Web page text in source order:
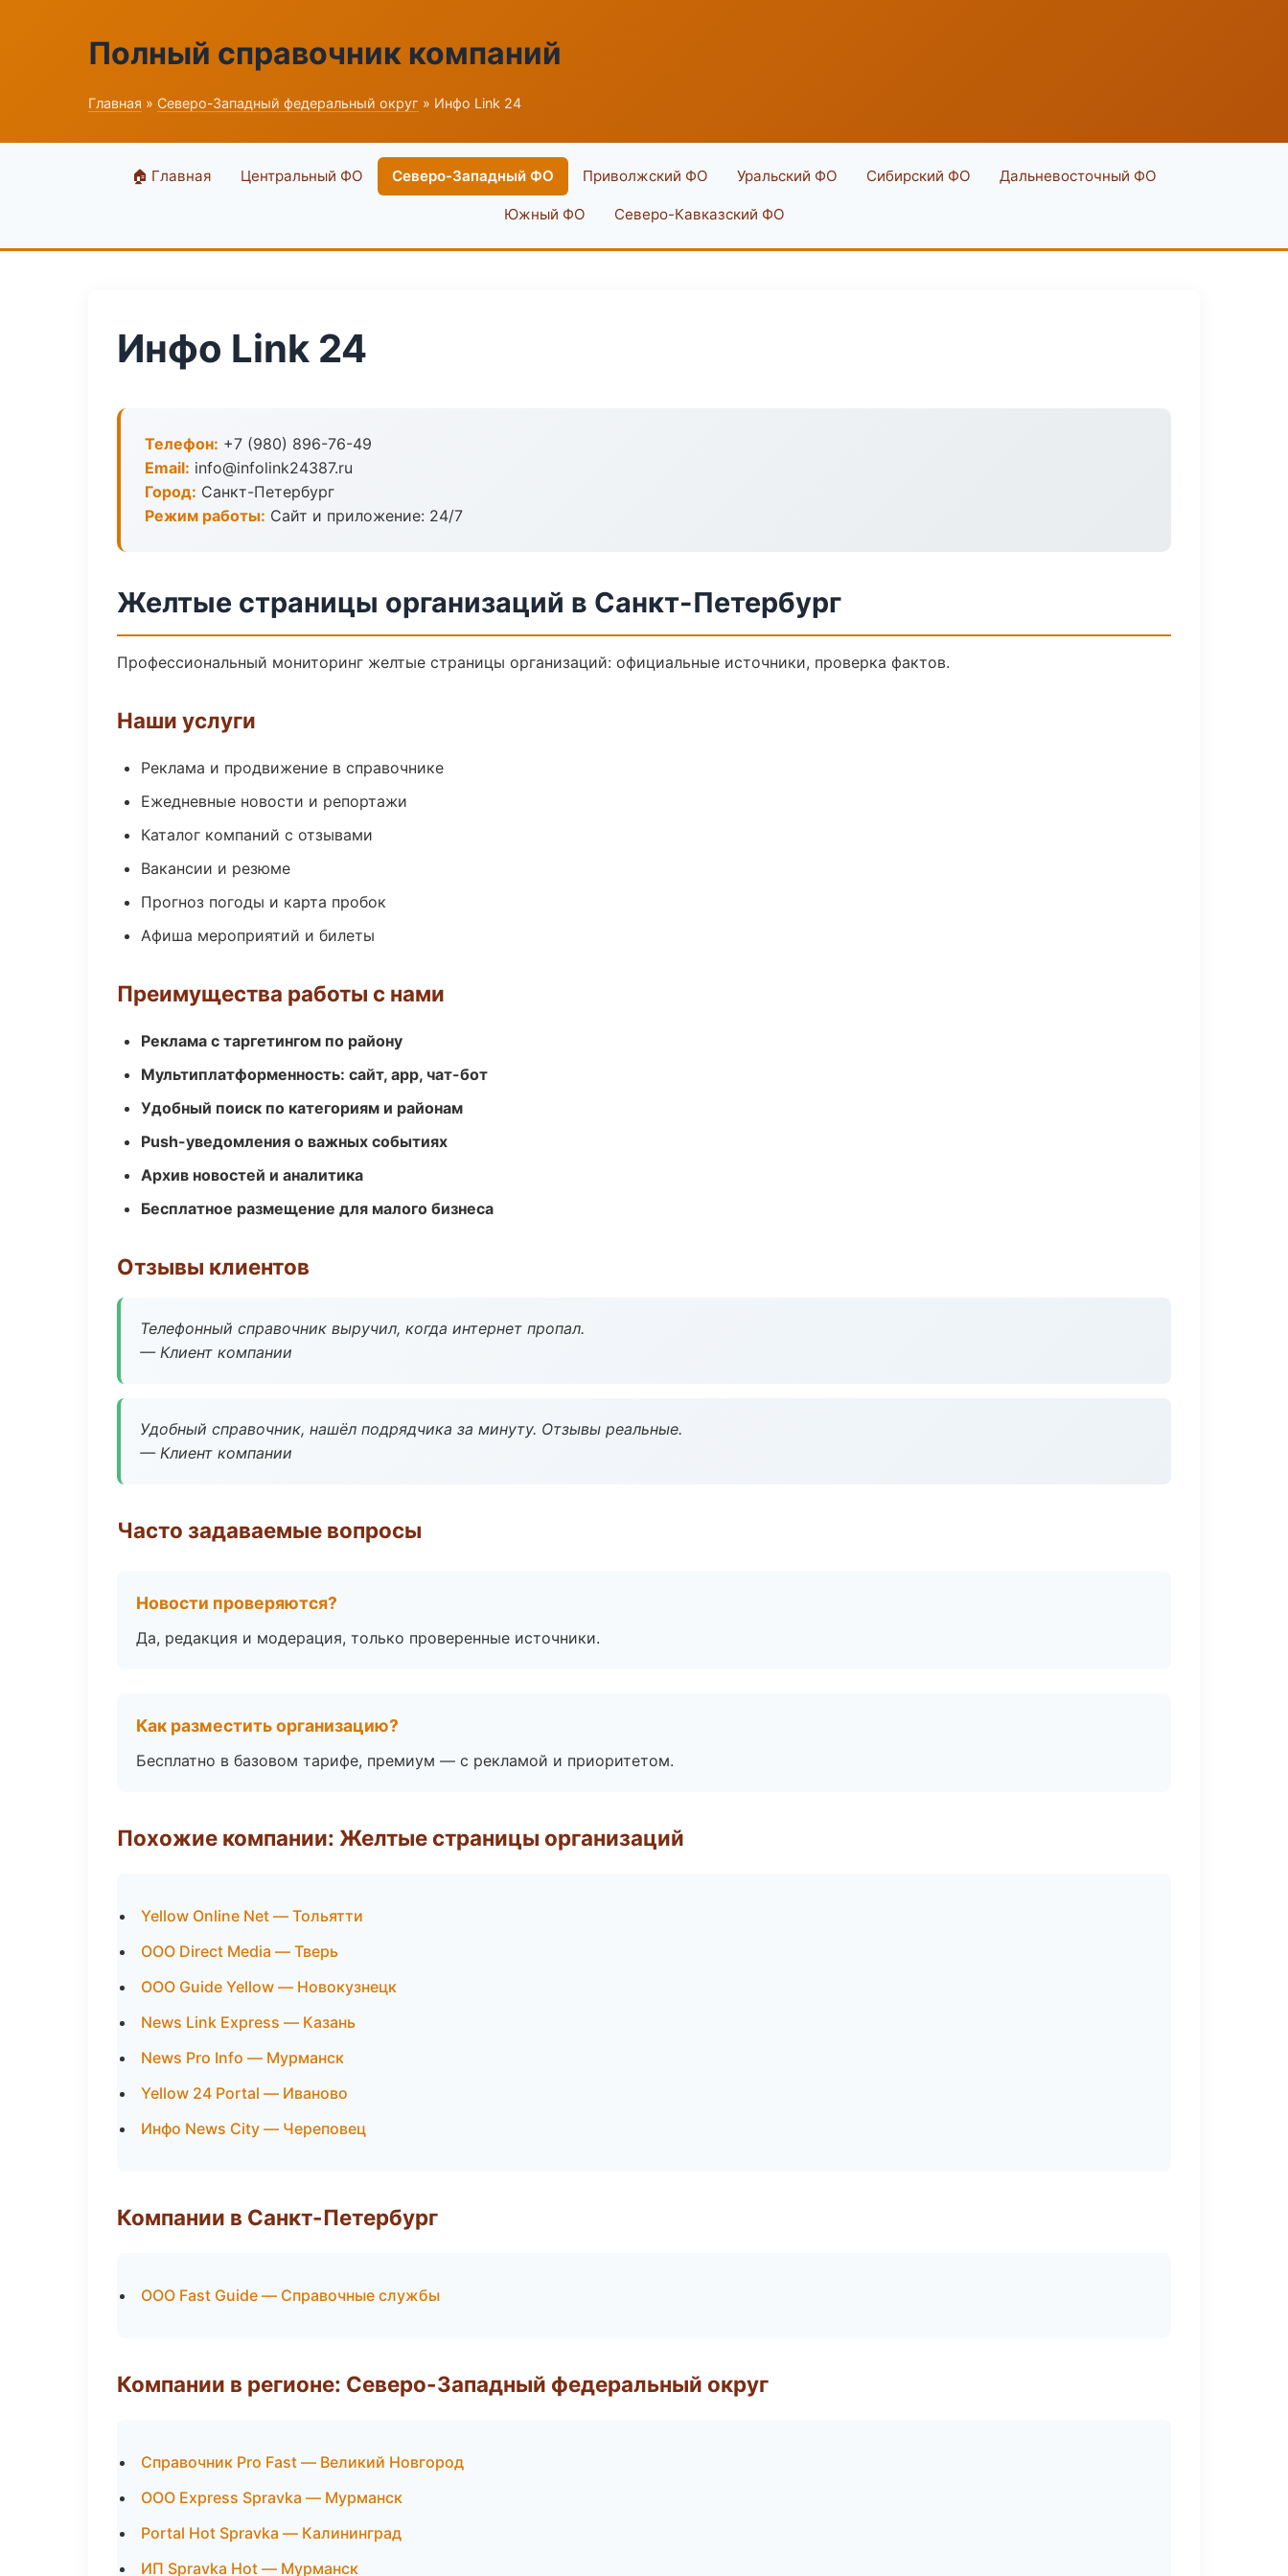
Полный справочник компаний
Главная » Северо-Западный федеральный округ » Инфо Link 24
🏠 Главная Центральный ФО Северо-Западный ФО Приволжский ФО Уральский ФО Сибирский ФО Дальневосточный ФО
Южный ФО Северо-Кавказский ФО
Инфо Link 24
Телефон: +7 (980) 896-76-49
Email: info@infolink24387.ru
Город: Санкт-Петербург
Режим работы: Сайт и приложение: 24/7
Желтые страницы организаций в Санкт-Петербург
Профессиональный мониторинг желтые страницы организаций: официальные источники, проверка фактов.
Наши услуги
Реклама и продвижение в справочнике
Ежедневные новости и репортажи
Каталог компаний с отзывами
Вакансии и резюме
Прогноз погоды и карта пробок
Афиша мероприятий и билеты
Преимущества работы с нами
Реклама с таргетингом по району
Мультиплатформенность: сайт, app, чат-бот
Удобный поиск по категориям и районам
Push-уведомления о важных событиях
Архив новостей и аналитика
Бесплатное размещение для малого бизнеса
Отзывы клиентов
Телефонный справочник выручил, когда интернет пропал.
— Клиент компании
Удобный справочник, нашёл подрядчика за минуту. Отзывы реальные.
— Клиент компании
Часто задаваемые вопросы
Новости проверяются?
Да, редакция и модерация, только проверенные источники.
Как разместить организацию?
Бесплатно в базовом тарифе, премиум — с рекламой и приоритетом.
Похожие компании: Желтые страницы организаций
Yellow Online Net — Тольятти
ООО Direct Media — Тверь
ООО Guide Yellow — Новокузнецк
News Link Express — Казань
News Pro Info — Мурманск
Yellow 24 Portal — Иваново
Инфо News City — Череповец
Компании в Санкт-Петербург
ООО Fast Guide — Справочные службы
Компании в регионе: Северо-Западный федеральный округ
Справочник Pro Fast — Великий Новгород
ООО Express Spravka — Мурманск
Portal Hot Spravka — Калининград
ИП Spravka Hot — Мурманск